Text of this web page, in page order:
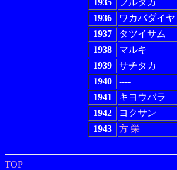
1935
フルタカ
1936
ワカバダイヤ
1937
タツイサム
1938
マルキ
1939
サチタカ
1940
----
1941
キヨウバラ
1942
ヨクサン
1943
方 栄
TOP